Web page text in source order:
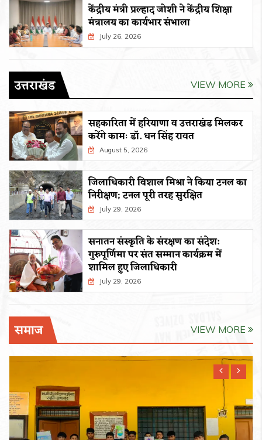
केंद्रीय मंत्री प्रल्हाद जोशी ने केंद्रीय शिक्षा
मंत्रालय का कार्यभार संभाला
July 26, 2026
उत्तराखंड VIEW MORE
सहकारिता में हरियाणा व उत्तराखंड मिलकर
करेंगे कामः डाॅ. धन सिंह रावत
August 5, 2026
जिलाधिकारी विशाल मिश्रा ने किया टनल का
निरीक्षण; टनल पूरी तरह सुरक्षित
July 29, 2026
सनातन संस्कृति के संरक्षण का संदेश:
गुरुपूर्णिमा पर संत सम्मान कार्यक्रम में
शामिल हुए जिलाधिकारी
July 29, 2026
समाज VIEW MORE